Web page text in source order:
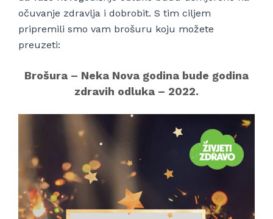
očuvanje zdravlja i dobrobit. S tim ciljem
pripremili smo vam brošuru koju možete
preuzeti:
Brošura – Neka Nova godina bude godina
zdravih odluka – 2022.